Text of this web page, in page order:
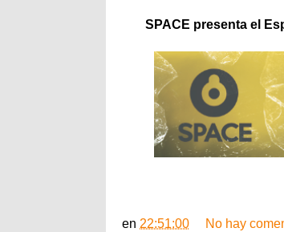
SPACE presenta el
en 22:51:00
No hay